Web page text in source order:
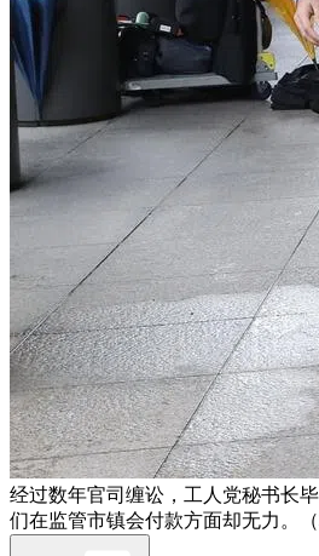
经过数年官司缠讼，工人党秘书长
们在监管市镇会付款方面却无力。（